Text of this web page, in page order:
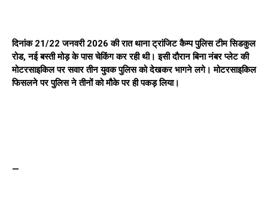
दिनांक 21/22 जनवरी 2026 की रात थाना ट्रांजिट कैम्प पुलिस टीम सिडकुल
रोड, नई बस्ती मोड़ के पास चेकिंग कर रही थी। इसी दौरान बिना नंबर प्लेट की
मोटरसाइकिल पर सवार तीन युवक पुलिस को देखकर भागने लगे। मोटरसाइकिल
फिसलने पर पुलिस ने तीनों को मौके पर ही पकड़ लिया।
—